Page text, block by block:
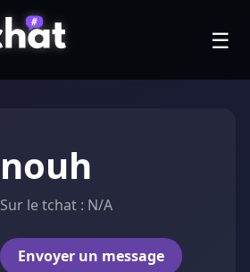
☰
nouh
Sur le tchat : N/A
Envoyer un message